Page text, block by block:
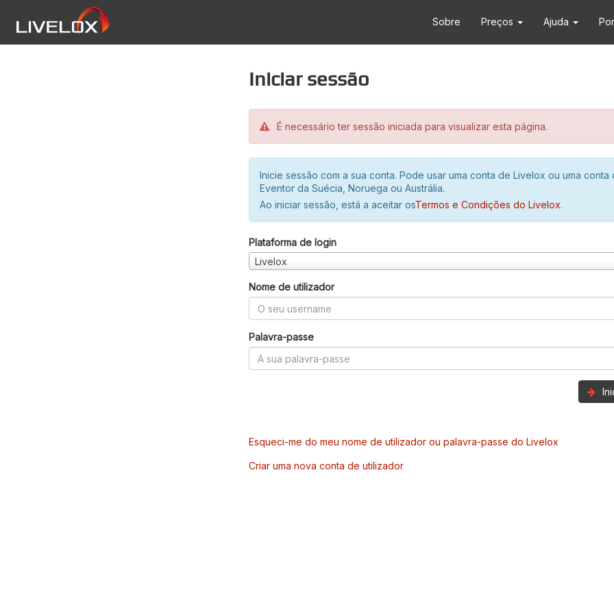
Sobre Preços Ajuda
Iniciar sessão
É necessário ter sessão iniciada para visualizar esta página.
Inicie sessão com a sua conta. Pode usar uma conta de Livelox ou uma conta
Eventor da Suécia, Noruega ou Austrália.
Ao iniciar sessão, está a aceitar osTermos e Condições do Livelox.
Plataforma de login
Livelox
Nome de utilizador
Palavra-passe
Esqueci-me do meu nome de utilizador ou palavra-passe do Livelox
Criar uma nova conta de utilizador